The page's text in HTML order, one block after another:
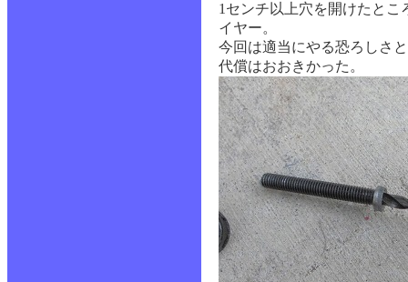
1センチ以上穴を開けたと
イヤー。
今回は適当にやる恐ろしさ
代償はおおきかった。